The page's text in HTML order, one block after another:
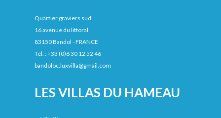
Quartier graviers sud
16 avenue du littoral
83150 Bandol - FRANCE
Tél. : +33 (0)6 30 12 52 46
bandoloc.luxvilla@gmail.com
LES VILLAS DU HAMEAU